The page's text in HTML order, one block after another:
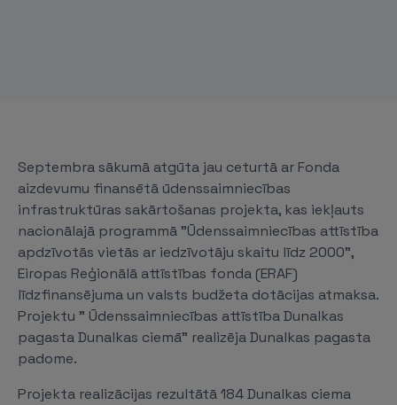
Septembra sākumā atgūta jau ceturtā ar Fonda
aizdevumu finansētā ūdenssaimniecības
infrastruktūras sakārtošanas projekta, kas iekļauts
nacionālajā programmā "Ūdenssaimniecības attīstība
apdzīvotās vietās ar iedzīvotāju skaitu līdz 2000",
Eiropas Reģionālā attīstības fonda (ERAF)
līdzfinansējuma un valsts budžeta dotācijas atmaksa.
Projektu " Ūdenssaimniecības attīstība Dunalkas
pagasta Dunalkas ciemā" realizēja Dunalkas pagasta
padome.
Projekta realizācijas rezultātā 184 Dunalkas ciema